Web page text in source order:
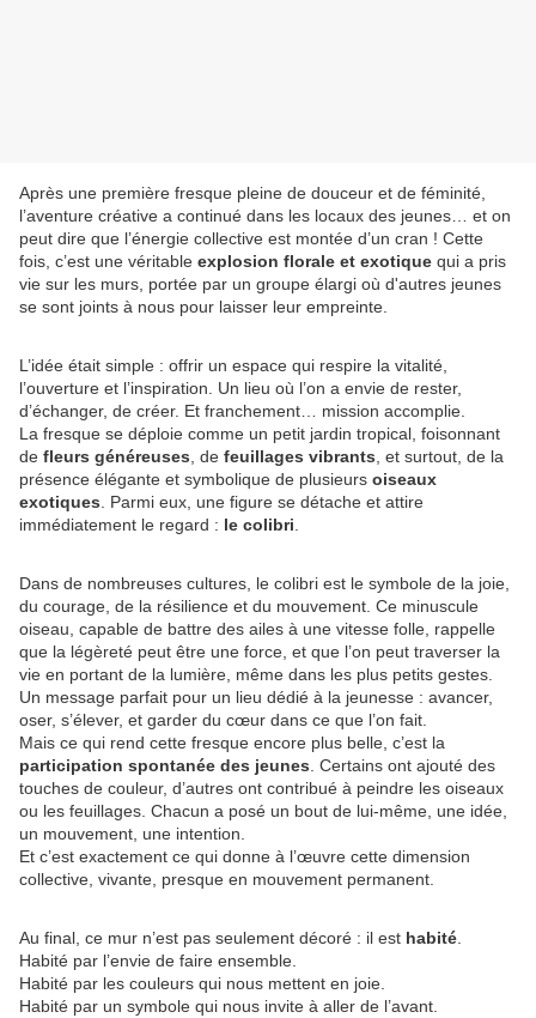
Après une première fresque pleine de douceur et de féminité,
l’aventure créative a continué dans les locaux des jeunes… et on
peut dire que l’énergie collective est montée d’un cran ! Cette
fois, c’est une véritable explosion florale et exotique qui a pris
vie sur les murs, portée par un groupe élargi où d'autres jeunes
se sont joints à nous pour laisser leur empreinte.
L’idée était simple : offrir un espace qui respire la vitalité,
l’ouverture et l’inspiration. Un lieu où l’on a envie de rester,
d’échanger, de créer. Et franchement… mission accomplie.
La fresque se déploie comme un petit jardin tropical, foisonnant
de fleurs généreuses , de feuillages vibrants , et surtout, de la
présence élégante et symbolique de plusieurs oiseaux
exotiques . Parmi eux, une figure se détache et attire
immédiatement le regard : le colibri
Dans de nombreuses cultures, le colibri est le symbole de la joie,
du courage, de la résilience et du mouvement. Ce minuscule
oiseau, capable de battre des ailes à une vitesse folle, rappelle
que la légèreté peut être une force, et que l’on peut traverser la
vie en portant de la lumière, même dans les plus petits gestes.
Un message parfait pour un lieu dédié à la jeunesse : avancer,
oser, s’élever, et garder du cœur dans ce que l’on fait.
Mais ce qui rend cette fresque encore plus belle, c’est la
participation spontanée des jeunes . Certains ont ajouté des
touches de couleur, d’autres ont contribué à peindre les oiseaux
ou les feuillages. Chacun a posé un bout de lui-même, une idée,
un mouvement, une intention.
Et c’est exactement ce qui donne à l’œuvre cette dimension
collective, vivante, presque en mouvement permanent.
Au final, ce mur n’est pas seulement décoré : il est habité
Habité par l’envie de faire ensemble.
Habité par les couleurs qui nous mettent en joie.
Habité par un symbole qui nous invite à aller de l’avant.